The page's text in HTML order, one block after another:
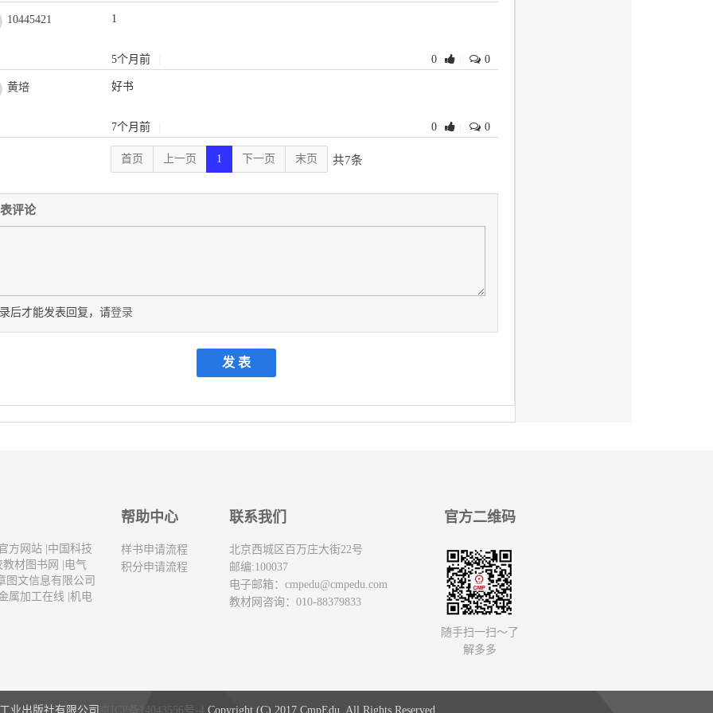
10445421 1
5个月前 0 0
黄培 好书
7个月前 0 0
首页 上一页 1 下一页 末页 共7条
评论
后才能发表回复，请登录
方网站 中国科技
材图书网
电气
图文信息有限公司
属加工在线 |机电
帮助中心
样书申请流程
积分申请流程
联系我们
北京西城区百万庄大街22号
邮编:100037
电子邮箱： cmpedu@cmpedu.com
教材网咨询：010-88379833
官方二维码
随手扫一扫～了
解多多
业出版社有限公司 京ICP备14043556号-4 Copyright (C) 2017 CmpEdu. All Rights Reserved